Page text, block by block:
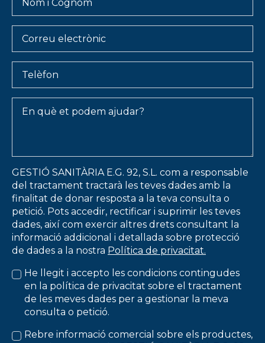
Email
Telèfon
Message
GESTIÓ SANITÀRIA E.G. 92, S.L. com a responsable
del tractament tractarà les teves dades amb la
finalitat de donar resposta a la teva consulta o
petició. Pots accedir, rectificar i suprimir les teves
dades, així com exercir altres drets consultant la
informació addicional i detallada sobre protecció
de dades a la nostra Política de privacitat.
He llegit i accepto les condicions contingudes
en la política de privacitat sobre el tractament
de les meves dades per a gestionar la meva
consulta o petició.
Rebre informació comercial sobre els productes,